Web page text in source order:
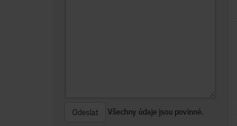
Odeslat Všechny údaje jsou povinné.